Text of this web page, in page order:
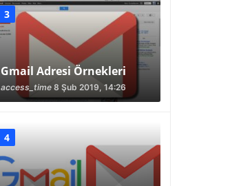
Gmail Adresi Örnekleri
access_time 8 Şub 2019, 14:26